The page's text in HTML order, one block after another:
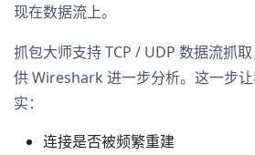
现在数据流上。
抓包大师支持 TCP / UDP 数据流抓
供 Wireshark 进一步分析。这一步
实：
连接是否被频繁重建